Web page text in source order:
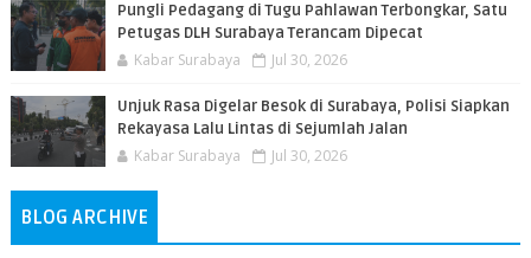
Pungli Pedagang di Tugu Pahlawan Terbongkar, Satu
Petugas DLH Surabaya Terancam Dipecat
Kabar Surabaya Jul 30, 2026
Unjuk Rasa Digelar Besok di Surabaya, Polisi Siapkan
Rekayasa Lalu Lintas di Sejumlah Jalan
Kabar Surabaya Jul 30, 2026
BLOG ARCHIVE